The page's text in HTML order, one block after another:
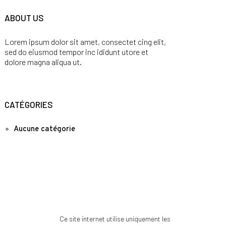
Ce site internet utilise uniquement les
ABOUT US
Lorem ipsum dolor sit amet, consectet cing elit,
sed do eiusmod tempor inc ididunt utore et
dolore magna aliqua ut.
CATÉGORIES
Aucune catégorie